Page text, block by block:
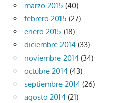
marzo 2015 (40)
febrero 2015 (27)
enero 2015 (18)
diciembre 2014 (33)
noviembre 2014 (34)
octubre 2014 (43)
septiembre 2014 (26)
agosto 2014 (21)